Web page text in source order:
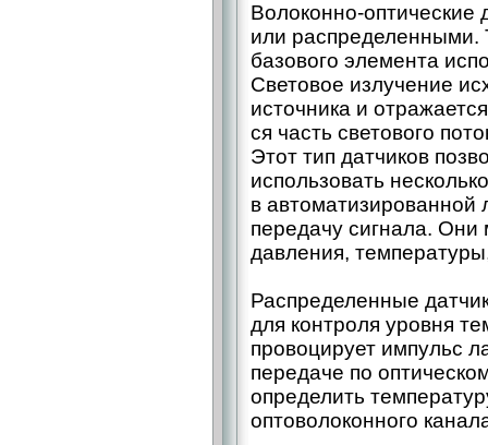
Волоконно-оптические
или распределенными.
базового элемента
Световое излучение
источника и
ся часть светового
Этот тип датчиков
использовать
в автоматизированной
передачу сигнала. Они
давления,
Распределенные
для контроля уровня
провоцирует импульс
передаче по
определить
оптоволоконного